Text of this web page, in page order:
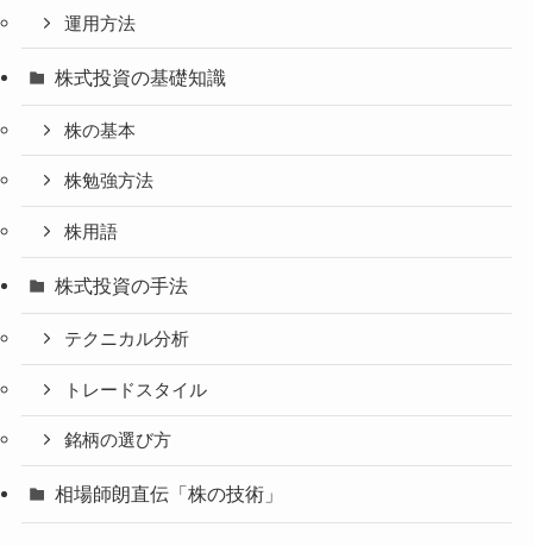
運用方法
株式投資の基礎知識
株の基本
株勉強方法
株用語
株式投資の手法
テクニカル分析
トレードスタイル
銘柄の選び方
相場師朗直伝「株の技術」